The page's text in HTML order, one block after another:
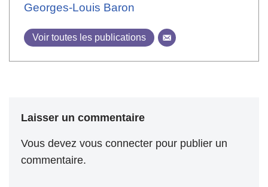
Georges-Louis Baron
Voir toutes les publications
Laisser un commentaire
Vous devez vous connecter pour publier un
commentaire.